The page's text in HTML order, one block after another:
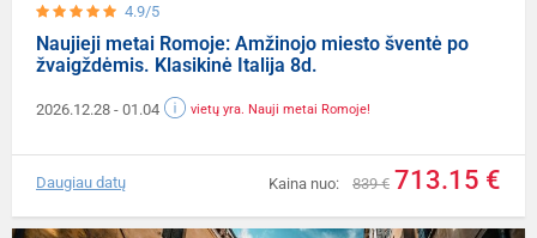
4.9/5
Naujieji metai Romoje: Amžinojo miesto šventė po
žvaigždėmis. Klasikinė Italija 8d.
2026.12.28 - 01.04 vietų yra. Nauji metai Romoje!
Kaina nuo: 839 € 713.15 €
Daugiau datų